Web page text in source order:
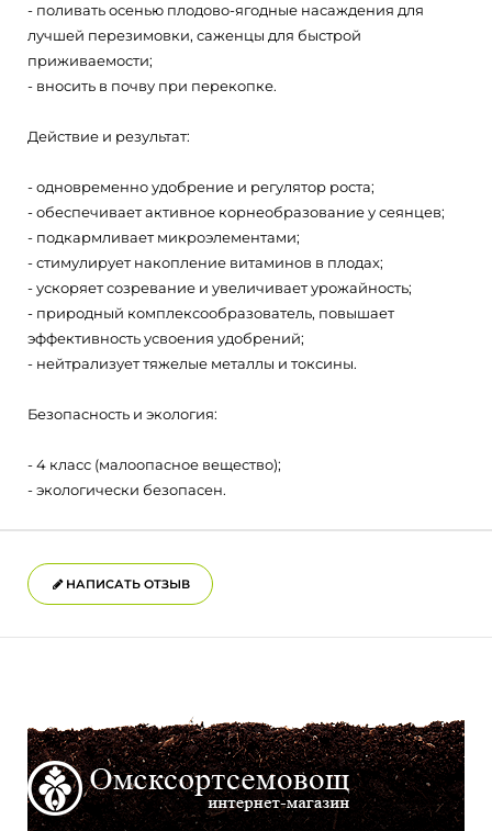
- поливать осенью плодово-ягодные насаждения для
лучшей перезимовки, саженцы для быстрой
приживаемости;
- вносить в почву при перекопке.
Действие и результат:
- одновременно удобрение и регулятор роста;
- обеспечивает активное корнеобразование у сеянцев;
- подкармливает микроэлементами;
- стимулирует накопление витаминов в плодах;
- ускоряет созревание и увеличивает урожайность;
- природный комплексообразователь, повышает
эффективность усвоения удобрений;
- нейтрализует тяжелые металлы и токсины.
Безопасность и экология:
- 4 класс (малоопасное вещество);
- экологически безопасен.
НАПИСАТЬ ОТЗЫВ